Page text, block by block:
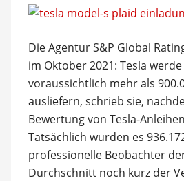
Die Agentur S&P Global
im Oktober 2021: Tesla
voraussichtlich mehr als
ausliefern, schrieb sie,
Bewertung von Tesla-
Tatsächlich wurden es
professionelle Beobachter
Durchschnitt noch kurz der